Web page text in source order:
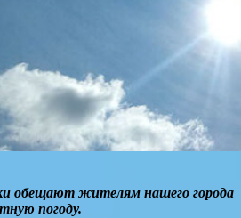
обещают жителям нашего города
погоду.